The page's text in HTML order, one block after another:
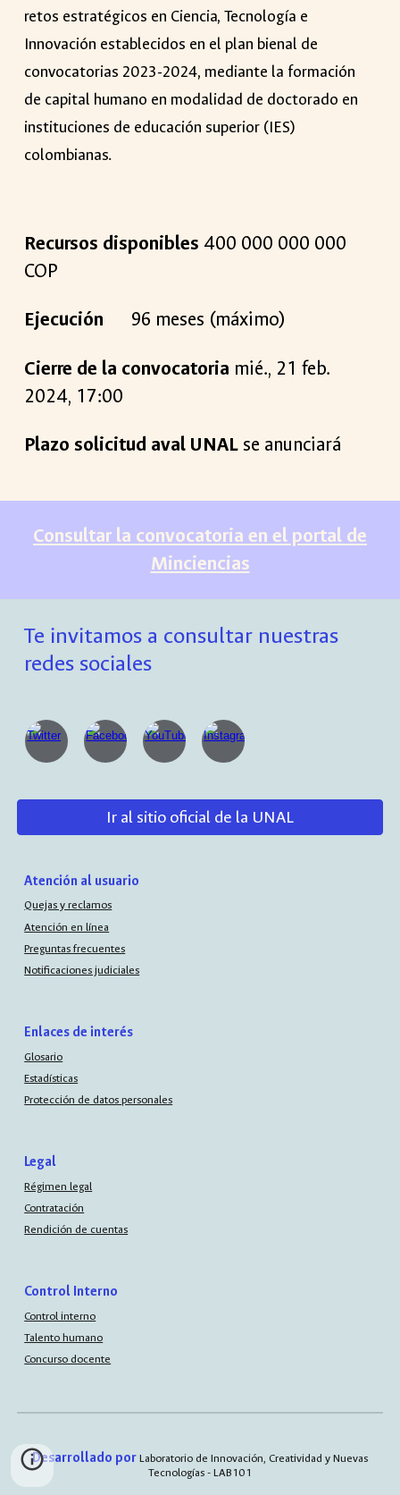
retos estratégicos en Ciencia, Tecnología e
Innovación establecidos en el plan bienal de
convocatorias 2023-2024, mediante la formación
de capital humano en modalidad de doctorado en
instituciones de educación superior (IES)
colombianas.
Recursos disponibles 400 000 000 000
COP
Ejecución 96 meses (máximo)
Cierre de la convocatoria mié., 21 feb.
2024, 17:00
Plazo solicitud aval UNAL se anunciará
Consultar la convocatoria en el portal de
Minciencias
Te invitamos a consultar nuestras
redes sociales
Ir al sitio oficial de la UNAL
Atención al usuario
Quejas y reclamos
Atención en línea
Preguntas frecuentes
Notificaciones judiciales
Enlaces de interés
Glosario
Estadísticas
Protección de datos personales
Legal
Régimen legal
Contratación
Rendición de cuentas
Control Interno
Control interno
Talento humano
Concurso docente
Desarrollado porLaboratorio de Innovación, Creatividad y Nuevas
Tecnologías - LAB101